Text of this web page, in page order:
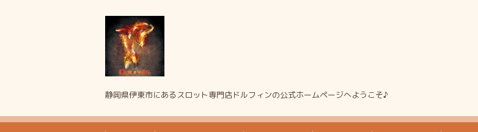
静岡県伊東市にあるスロット専門店ドルフィンの公式ホームページへようこそ♪